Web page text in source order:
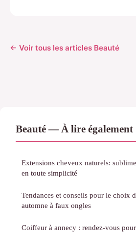
← Voir tous les articles Beauté
Beauté — À lire également
Extensions cheveux naturels:
en toute simplicité
Tendances et conseils pour le choix
automne à faux ongles
Coiffeur à annecy : rendez-vous